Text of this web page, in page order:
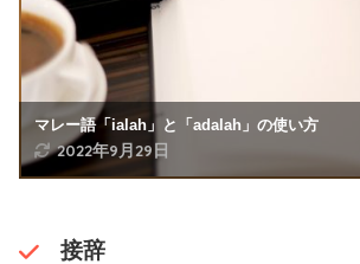
マレー語「ialah」と「adalah」の使い方
2022年9月29日
接辞